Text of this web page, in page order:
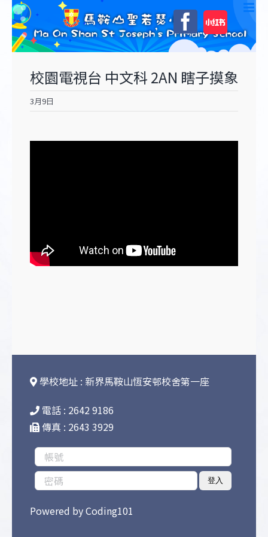
Skip
content
Facebook
自
訂
校園電視台 中文科 2AN 瞎子摸象
3月9日
學校地址 : 新界馬鞍山恆安邨校舍第一座
電話 : 2642 9186
傳真 : 2643 3929
登入
Powered byCoding101